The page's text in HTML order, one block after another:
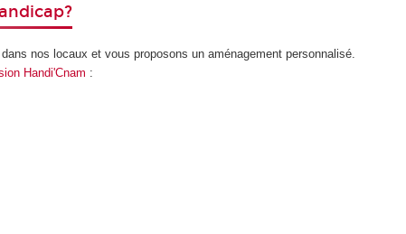
nos locaux et vous proposons un aménagement personnalisé.
Handi'Cnam :